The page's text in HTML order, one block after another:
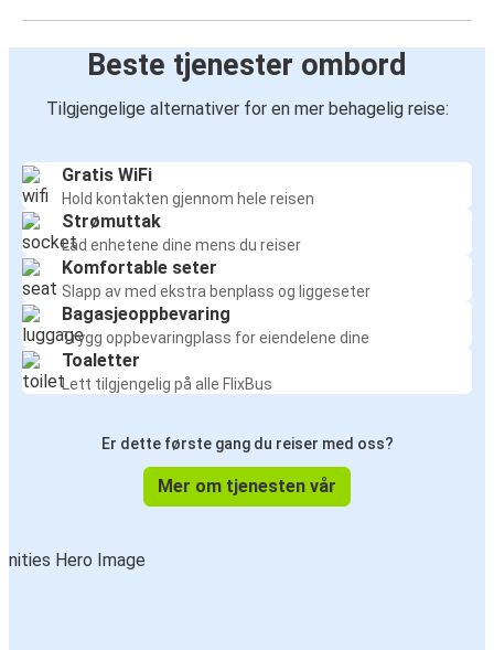
Beste tjenester ombord
Tilgjengelige alternativer for en mer behagelig reise:
Gratis WiFi
Hold kontakten gjennom hele reisen
Strømuttak
Lad enhetene dine mens du reiser
Komfortable seter
Slapp av med ekstra benplass og liggeseter
Bagasjeoppbevaring
Trygg oppbevaringplass for eiendelene dine
Toaletter
Lett tilgjengelig på alle FlixBus
Er dette første gang du reiser med oss?
Mer om tjenesten vår